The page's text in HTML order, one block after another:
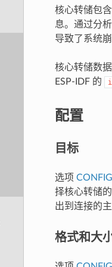
核心转储包
息。通过分
导致了系统
核心转储数
ESP-IDF 的
配置
目标
选项
择核心转储
出到连接的
格式和大